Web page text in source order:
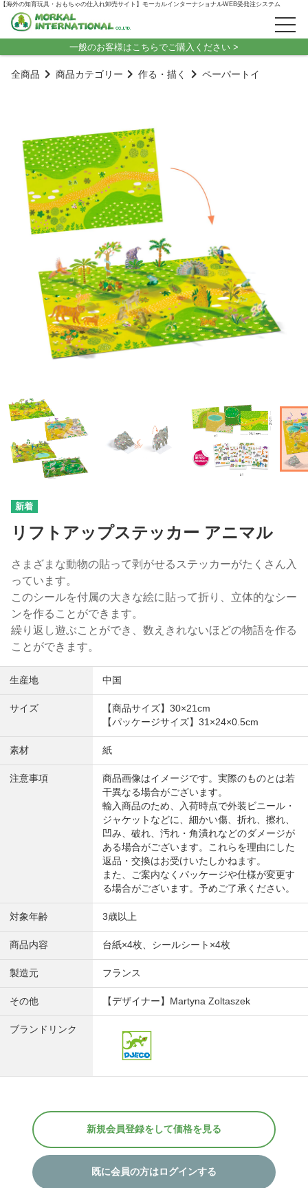
【海外の知育玩具・おもちゃの仕入れ卸売サイト】モーカルインターナショナルWEB受発注システム
一般のお客様はこちらでご購入ください >
全商品 商品カテゴリー 作る・描く ペーパートイ
リフトアップステッカー アニマル
さまざまな動物の貼って剥がせるステッカーがたくさん入
っています。
このシールを付属の大きな絵に貼って折り、立体的なシー
ンを作ることができます。
繰り返し遊ぶことができ、数えきれないほどの物語を作る
ことができます。
生産地 中国
サイズ
【商品サイズ】30×21cm
【パッケージサイズ】31×24×0.5cm
素材 紙
注意事項
商品画像はイメージです。実際のものとは若
干異なる場合がございます。
輸入商品のため、入荷時点で外装ビニール・
ジャケットなどに、細かい傷、折れ、擦れ、
凹み、破れ、汚れ・角潰れなどのダメージが
ある場合がございます。これらを理由にした
返品・交換はお受けいたしかねます。
また、ご案内なくパッケージや仕様が変更す
る場合がございます。予めご了承ください。
対象年齢 3歳以上
商品内容 台紙×4枚、シールシート×4枚
製造元 フランス
その他 【デザイナー】Martyna Zoltaszek
ブランドリンク
新規会員登録をして価格を見る
既に会員の方はログインする